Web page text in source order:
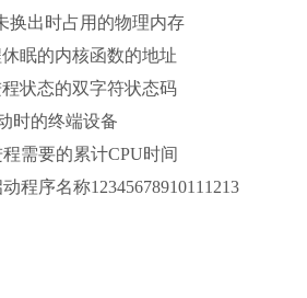
时占用的物理内存
的内核函数的地址
态的双字符状态码
的终端设备
要的累计CPU时间
序名称12345678910111213